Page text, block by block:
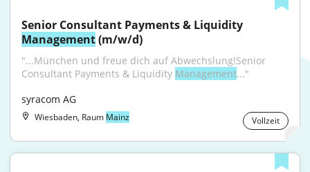
Management (m/w/d)
"...München und freue dich auf Abwechslung!Senior
Consultant Payments & Liquidity Management..."
syracom AG
Wiesbaden, Raum Mainz Vollzeit